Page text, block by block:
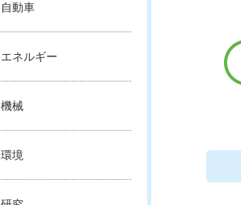
自動車
エネルギー
機械
環境